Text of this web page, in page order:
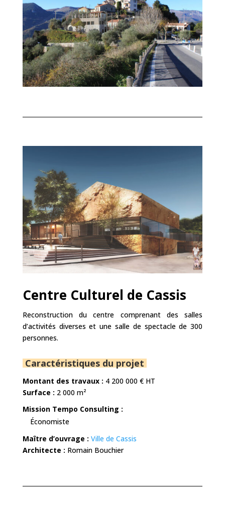
Centre Culturel de Cassis
Reconstruction du centre comprenant des salles
d’activités diverses et une salle de spectacle de 300
personnes.
Caractéristiques du projet
Montant des travaux : 4 200 000 € HT
Surface : 2 000 m²
Mission Tempo Consulting :
Économiste
Maître d’ouvrage : Ville de Cassis
Architecte : Romain Bouchier